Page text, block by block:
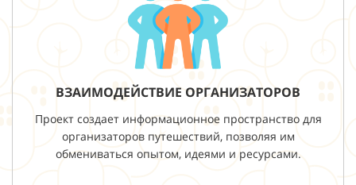
ВЗАИМОДЕЙСТВИЕ ОРГАНИЗАТОРОВ
Проект создает информационное пространство для
организаторов путешествий, позволяя им
обмениваться опытом, идеями и ресурсами.